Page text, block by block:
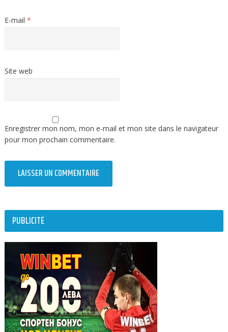
E-mail *
Site web
Enregistrer mon nom, mon e-mail et mon site dans le navigateur
pour mon prochain commentaire.
PUBLICITÉ